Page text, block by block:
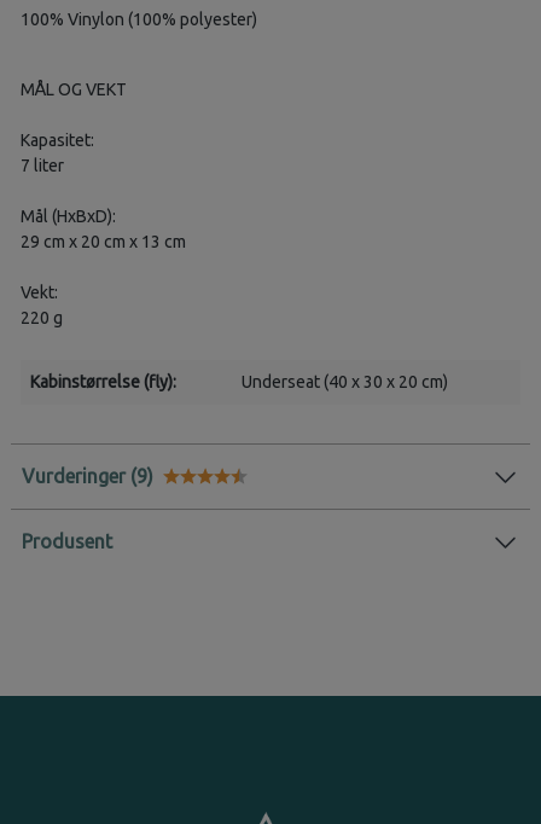
100% Vinylon (100% polyester)
MÅL OG VEKT
Kapasitet:
7 liter
Mål (HxBxD):
29 cm x 20 cm x 13 cm
Vekt:
220 g
Kabinstørrelse (fly): Underseat (40 x 30 x 20 cm)
Vurderinger
Produsent